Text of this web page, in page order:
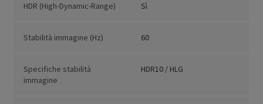
HDR (High-Dynamic-Range) Sì
Stabilità immagine (Hz) 60
Specifiche stabilità
immagine
HDR10 / HLG